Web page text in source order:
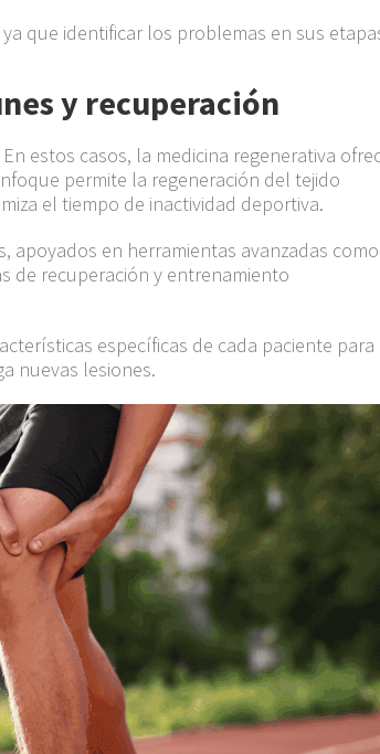
que identificar los problemas en sus
y recuperación
estos casos, la medicina regenerativa
permite la regeneración del tejido
el tiempo de inactividad deportiva.
apoyados en herramientas avanzadas como
de recuperación y entrenamiento
específicas de cada paciente para
nuevas lesiones.